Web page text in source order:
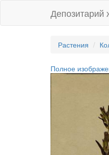
Депозитарий
Растения
Полное